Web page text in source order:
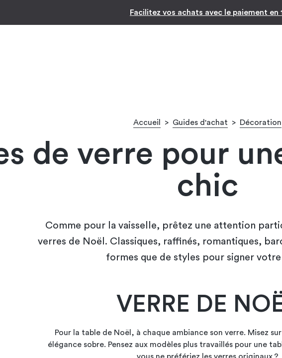
-10% pour les jeunes diplômés !* 🎉
Inspiration
Accueil > Guides d'achat > Décoration
de verre pour
chic
Comme pour la vaisselle, prêtez une attention
verres de Noël. Classiques, raffinés, romantiques,
formes que de styles pour signer
VERRE DE
Pour la table de Noël, à chaque ambiance son verre. Misez
élégance sobre. Pensez aux modèles plus travaillés pour une